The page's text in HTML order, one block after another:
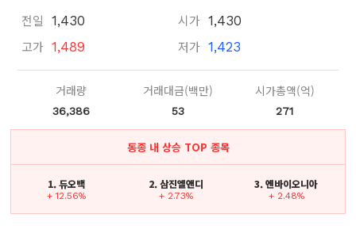
전일 1,430
고가 1,489
시가 1,430
저가 1,423
거래량
36,386
거래대금(백만)
53
시가총액(억)
271
동종 내 상승 TOP 종목
1. 듀오백
+ 12.56%
2. 삼진엘앤디
+ 2.73%
3. 엔바이오니아
+ 2.48%